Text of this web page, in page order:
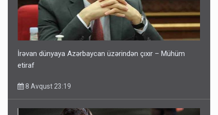
İrəvan dünyaya Azərbaycan üzərindən çıxır – Mühüm
etiraf
8 Avqust 23:19